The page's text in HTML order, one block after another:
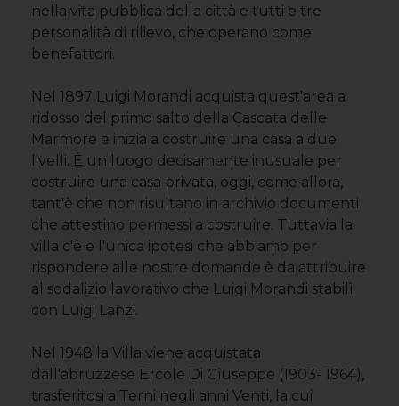
nella vita pubblica della città e tutti e tre
personalità di rilievo, che operano come
benefattori.
Nel 1897 Luigi Morandi acquista quest'area a
ridosso del primo salto della Cascata delle
Marmore e inizia a costruire una casa a due
livelli. È un luogo decisamente inusuale per
costruire una casa privata, oggi, come allora,
tant'è che non risultano in archivio documenti
che attestino permessi a costruire. Tuttavia la
villa c'è e l'unica ipotesi che abbiamo per
rispondere alle nostre domande è da attribuire
al sodalizio lavorativo che Luigi Morandi stabilì
con Luigi Lanzi.
Nel 1948 la Villa viene acquistata
dall'abruzzese Ercole Di Giuseppe (1903- 1964),
trasferitosi a Terni negli anni Venti, la cui